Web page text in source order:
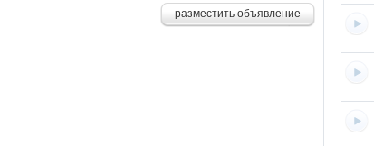
разместить объявление